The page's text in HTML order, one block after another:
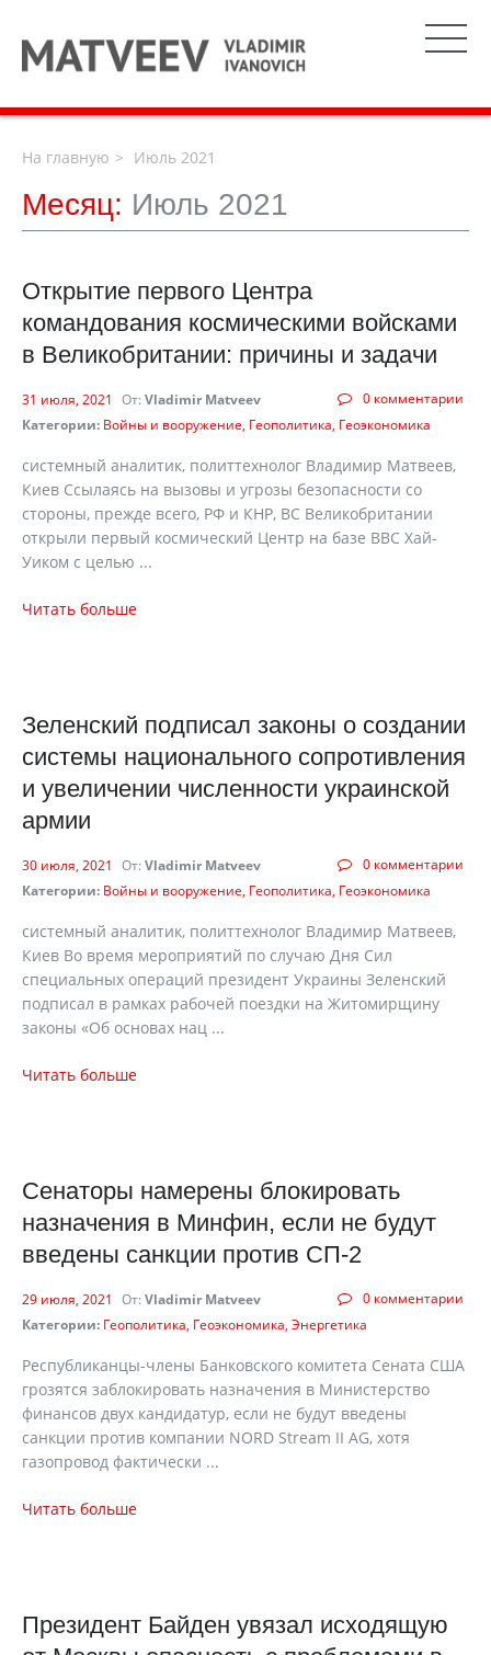
На главную Июль 2021
Месяц: Июль 2021
Открытие первого Центра
командования космическими войсками
в Великобритании: причины и задачи
0 комментарии
31 июля, 2021 От: Vladimir Matveev
Категории: Войны и вооружение Геополитика Геоэкономика
системный аналитик, политтехнолог Владимир Матвеев,
Киев Ссылаясь на вызовы и угрозы безопасности со
стороны, прежде всего, РФ и КНР, ВС Великобритании
открыли первый космический Центр на базе ВВС Хай-
Уиком с целью ...
Читать больше
Зеленский подписал законы о создании
системы национального сопротивления
и увеличении численности украинской
армии
0 комментарии
30 июля, 2021 От: Vladimir Matveev
Категории: Войны и вооружение Геополитика Геоэкономика
системный аналитик, политтехнолог Владимир Матвеев,
Киев Во время мероприятий по случаю Дня Сил
специальных операций президент Украины Зеленский
подписал в рамках рабочей поездки на Житомирщину
законы «Об основах нац ...
Читать больше
Сенаторы намерены блокировать
назначения в Минфин, если не будут
введены санкции против СП-2
0 комментарии
29 июля, 2021 От: Vladimir Matveev
Категории: Геополитика Геоэкономика Энергетика
Республиканцы-члены Банковского комитета Сената США
грозятся заблокировать назначения в Министерство
финансов двух кандидатур, если не будут введены
санкции против компании NORD Stream II AG, хотя
газопровод фактически ...
Читать больше
Президент Байден увязал исходящую